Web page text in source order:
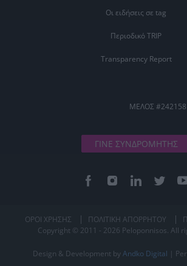
Οι ειδήσεις σε tag
Περιοδικό TRIP
Transparency Report
ΓΙΝΕ ΣΥΝΔΡΟΜΗΤΗΣ
ΜΕΛΟΣ
ΟΡΟΙ ΧΡΗΣΗΣ ΠΟΛΙΤΙΚΗ ΑΠΟΡΡΗΤΟΥ
Copyright © 2011 - 2026 Peloponnisos. All
Design & Development byAndko Digital |